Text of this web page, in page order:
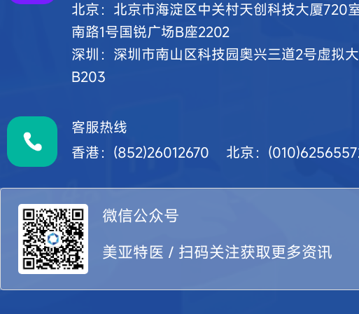
北京：北京市海淀区中关村天创科技大厦720
南路1号国锐广场B座2202
深圳：深圳市南山区科技园奥兴三道2号虚拟
B203
客服热线
香港：(852)26012670 北京：
微信公众号
美亚特医 / 扫码关注获取更多资讯